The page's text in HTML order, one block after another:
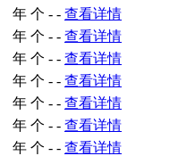
年 个 - - 查看详情
年 个 - - 查看详情
年 个 - - 查看详情
年 个 - - 查看详情
年 个 - - 查看详情
年 个 - - 查看详情
年 个 - - 查看详情